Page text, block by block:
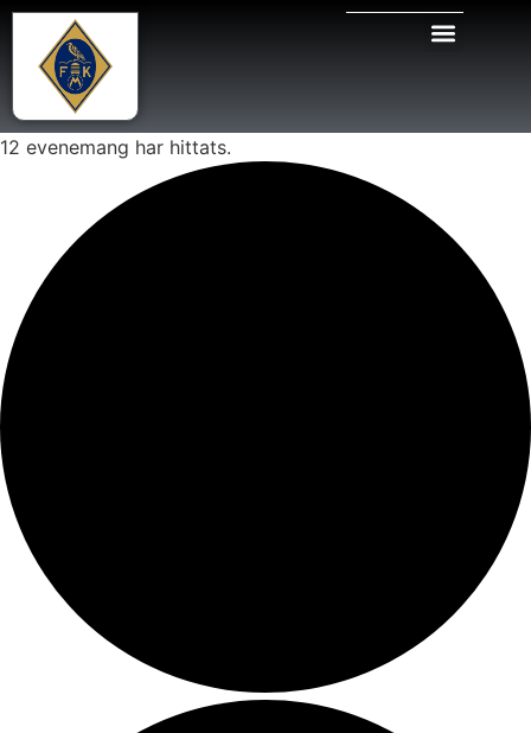
12 evenemang har hittats.